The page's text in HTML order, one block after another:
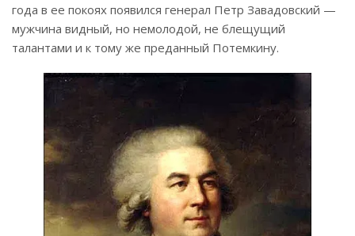
года в ее покоях появился генерал Петр Завадовский —
мужчина видный, но немолодой, не блещущий
талантами и к тому же преданный Потемкину.